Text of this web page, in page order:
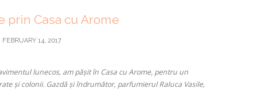
prin Casa cu Arome
FEBRUARY 14, 2017
lunecos, am pășit în Casa cu Arome, pentru un
și colonii. Gazdă și îndrumător, parfumierul Raluca Vasile,